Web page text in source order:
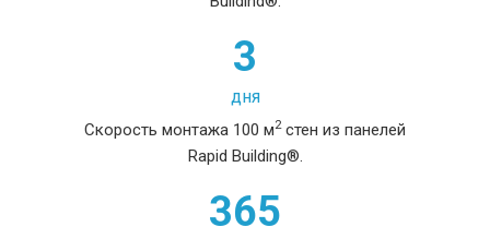
3
дня
Скорость монтажа 100 м2стен из панелей
Rapid Building®.
365